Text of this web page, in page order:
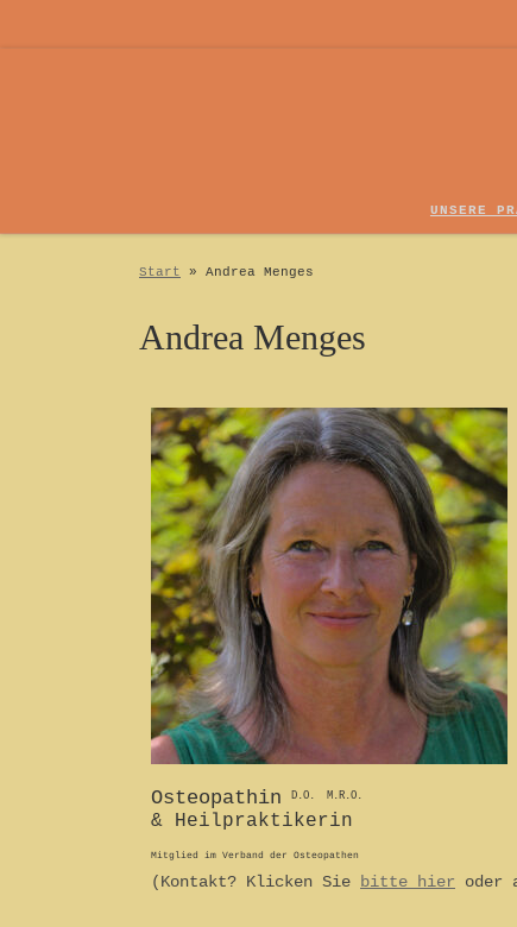
UNSERE
Start » Andrea Menges
Andrea Menges
Osteopathin D.O. M.R.O.
& Heilpraktikerin
Mitglied im Verband der Osteopathen
(Kontakt? Klicken Sie bitte hier oder